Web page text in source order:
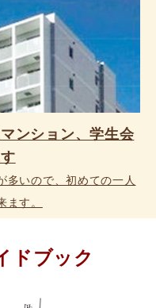
ンション、学生会
多いので、初めての一人
ます。
ドブック